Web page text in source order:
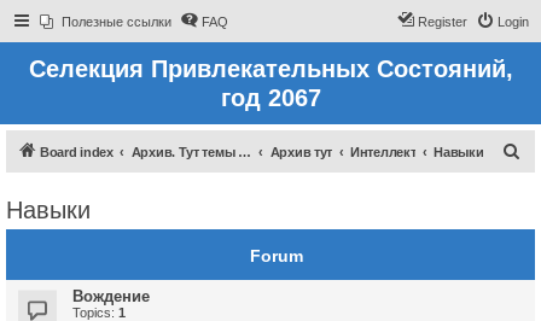
Полезные ссылки FAQ Login
Register
Селекция Привлекательных Состояний,
год 2067
Board index Архив. Тут темы которые были до 2022 года Архив тут Интеллект Навыки
Навыки
Forum
Вождение
Topics: 1